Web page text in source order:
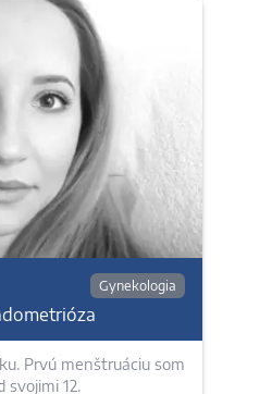
Gynekologia
Prvú menštruáciu som
svojimi 12.